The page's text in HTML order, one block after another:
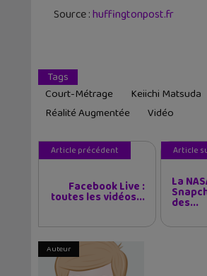
Source :huffingtonpost.fr
Tags
Court-Métrage
Keiichi Matsuda
Réalité Augmentée
Vidéo
Article précédent
Facebook Live :
toutes les vidéos...
Article
La
des...
Auteur